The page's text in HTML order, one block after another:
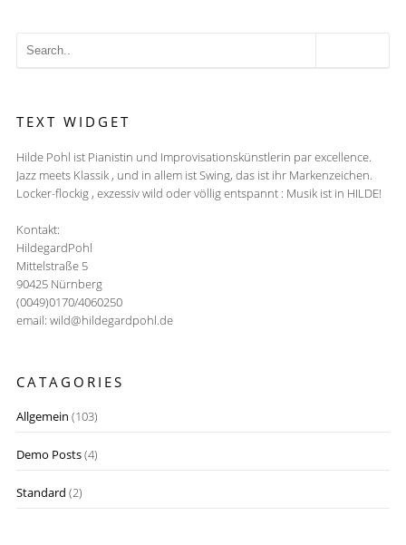
TEXT WIDGET
Hilde Pohl ist Pianistin und Improvisationskünstlerin par excellence.
Jazz meets Klassik , und in allem ist Swing, das ist ihr Markenzeichen.
Locker-flockig , exzessiv wild oder völlig entspannt : Musik ist in HILDE!
Kontakt:
HildegardPohl
Mittelstraße 5
90425 Nürnberg
(0049)0170/4060250
email: wild@hildegardpohl.de
CATAGORIES
Allgemein (103)
Demo Posts(4)
Standard (2)